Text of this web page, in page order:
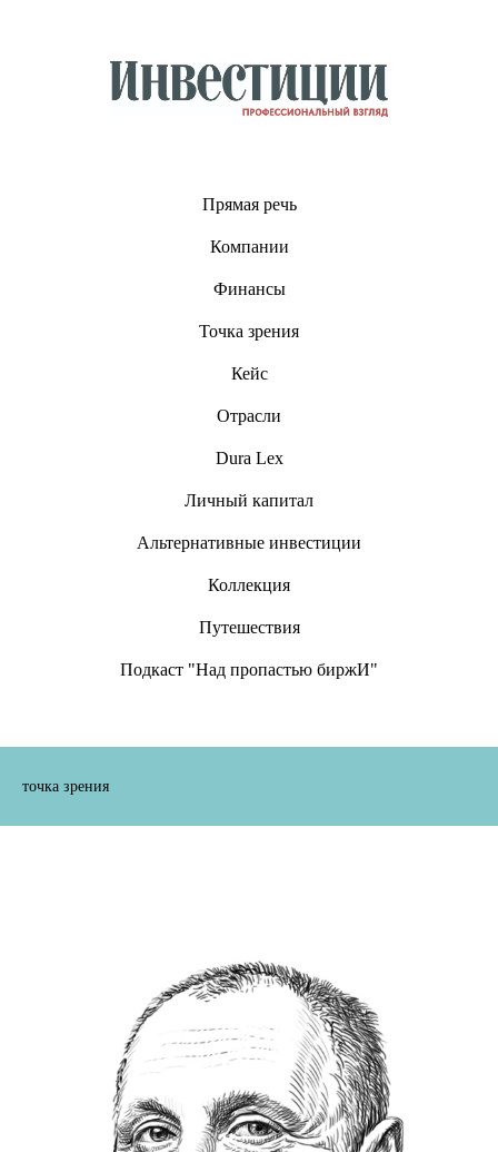
Прямая речь
Компании
Финансы
Точка зрения
Кейс
Отрасли
Dura Lex
Личный капитал
Альтернативные инвестиции
Коллекция
Путешествия
Подкаст "Над пропастью биржИ"
точка зрения